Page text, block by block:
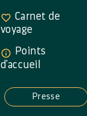
Carnet de
voyage
Points
d'accueil
Presse